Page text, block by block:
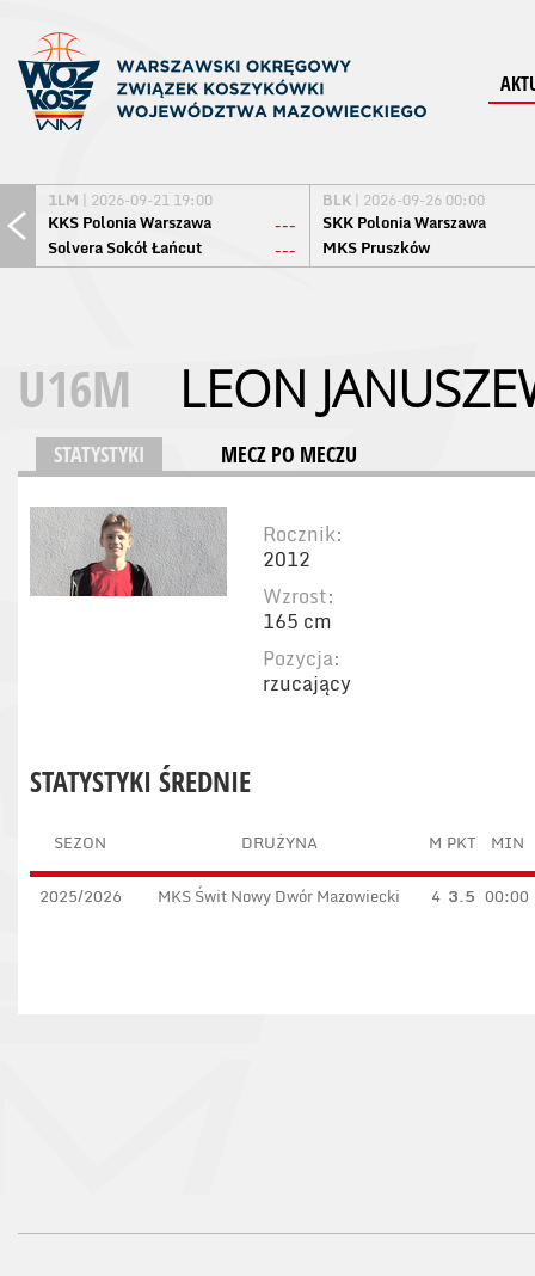
1LM | 2026-09-21 19:00
KKS Polonia Warszawa
---
Solvera Sokół Łańcut
---
BLK | 2026-09-26 00:00
SKK Polonia Warszawa
MKS Pruszków
U16M LEON
STATYSTYKI MECZ PO MECZU
Rocznik:
2012
Wzrost:
165 cm
Pozycja:
rzucający
STATYSTYKI ŚREDNIE
SEZON DRUŻYNA M PKT MIN
2025/2026 MKS Świt Nowy Dwór Mazowiecki 4 3.5 00:00